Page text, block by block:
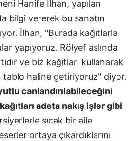
Hanife İlhan, yapılan
bilgi vererek bu sanatın
İlhan, "Burada kağıtlarla
yapıyoruz. Rölyef aslında
ve biz kağıtları kullanarak
tablo haline getiriyoruz" diyor.
canlandırılabileceğini
adeta nakış işler gibi
sıcak bir aile
ortaya çıkardıklarını